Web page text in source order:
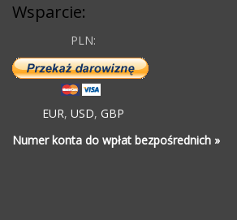
Wsparcie:
PLN:
EUR, USD, GBP
Numer konta do wpłat bezpośrednich »